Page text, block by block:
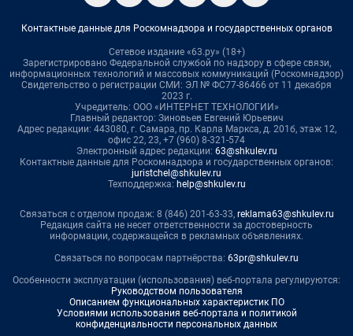
Контактные данные для Роскомнадзора и государственных органов
Сетевое издание «63.ру» (18+)
Зарегистрировано Федеральной службой по надзору в сфере связи,
информационных технологий и массовых коммуникаций (Роскомнадзор)
Свидетельство о регистрации СМИ: ЭЛ № ФС77-86466 от 11 декабря
2023 г.
Учредитель: ООО «ИНТЕРНЕТ ТЕХНОЛОГИИ»
Главный редактор: Зиновьев Евгений Юрьевич
Адрес редакции: 443080, г. Самара, пр. Карла Маркса, д. 201б, этаж 12,
офис 22, 23, +7 (960) 8-321-574
Электронный адрес редакции: 63@shkulev.ru
Контактные данные для Роскомнадзора и государственных органов:
juristchel@shkulev.ru
Техподдержка: help@shkulev.ru
Связаться с отделом продаж: 8 (846) 201-63-33, reklama63@shkulev.ru
Редакция сайта не несет ответственности за достоверность
информации, содержащейся в рекламных объявлениях.
Связаться по вопросам партнёрства: 63pr@shkulev.ru
Особенности эксплуатации (использования) веб-портала регулируются:
Руководством пользователя
Описанием функциональных характеристик ПО
Условиями использования веб-портала и политикой
конфиденциальности персональных данных